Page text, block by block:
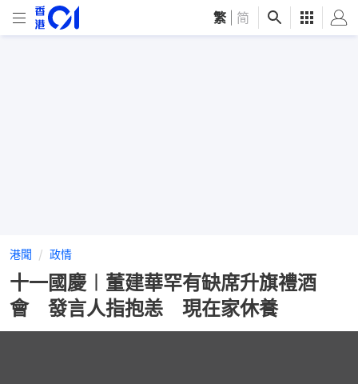
繁 简
港聞 政情
十一國慶︱董建華罕有缺席升旗禮酒
會 發言人指抱恙 現在家休養